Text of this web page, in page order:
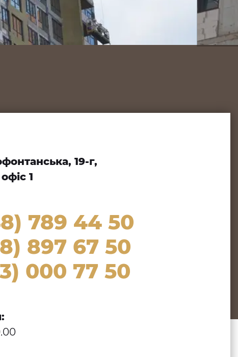
19-г,
1
789 44 50
897 67 50
000 77 50